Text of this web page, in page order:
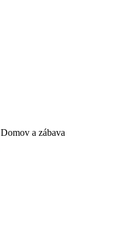
Domov a zábava